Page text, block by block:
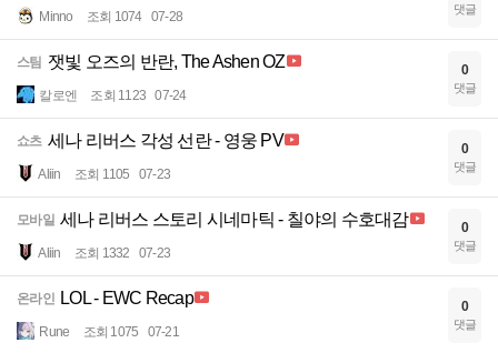
Minno 조회 1074 07-28 댓글
스팀 잿빛 오즈의 반란, The Ashen OZ
칼로엔 조회 1123 07-24
0
댓글
쇼츠 세나 리버스 각성 선란 - 영웅 PV
Aliin 조회 1105 07-23
0
댓글
모바일 세나 리버스 스토리 시네마틱 - 칠야의 수호대감
Aliin 조회 1332 07-23
0
댓글
온라인 LOL - EWC Recap
Rune 조회 1075 07-21
0
댓글